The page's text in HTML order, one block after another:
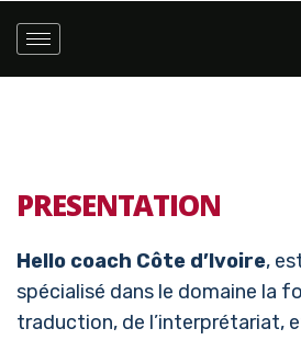
PRESENTATION
Hello coach Côte d’Ivoire,
spécialisé dans le domaine la
traduction, de l’interprétariat,